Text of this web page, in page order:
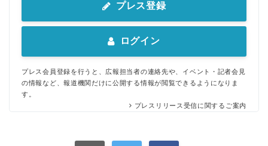
プレス登録
ログイン
プレス会員登録を行うと、広報担当者の連絡先や、イベント・記者会見
の情報など、報道機関だけに公開する情報が閲覧できるようになりま
す。
プレスリリース受信に関するご案内